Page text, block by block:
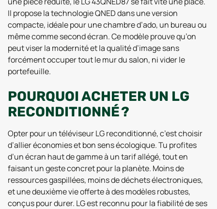
Il propose la technologie QNED dans une version
compacte, idéale pour une chambre d’ado, un bureau ou
même comme second écran. Ce modèle prouve qu’on
peut viser la modernité et la qualité d’image sans
forcément occuper tout le mur du salon, ni vider le
portefeuille.
POURQUOI ACHETER UN LG
RECONDITIONNÉ ?
Opter pour un téléviseur LG reconditionné, c’est choisir
d’allier économies et bon sens écologique. Tu profites
d’un écran haut de gamme à un tarif allégé, tout en
faisant un geste concret pour la planète. Moins de
ressources gaspillées, moins de déchets électroniques,
et une deuxième vie offerte à des modèles robustes,
conçus pour durer. LG est reconnu pour la fiabilité de ses